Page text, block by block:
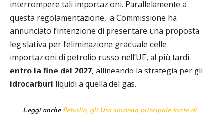
interrompere tali importazioni. Parallelamente a
questa regolamentazione, la Commissione ha
annunciato l’intenzione di presentare una proposta
legislativa per l’eliminazione graduale delle
importazioni di petrolio russo nell’UE, al più tardi
entro la fine del 2027, allineando la strategia per gli
idrocarburi liquidi a quella del gas.
Leggi anche Petrolio, gli Usa saranno principale fonte di